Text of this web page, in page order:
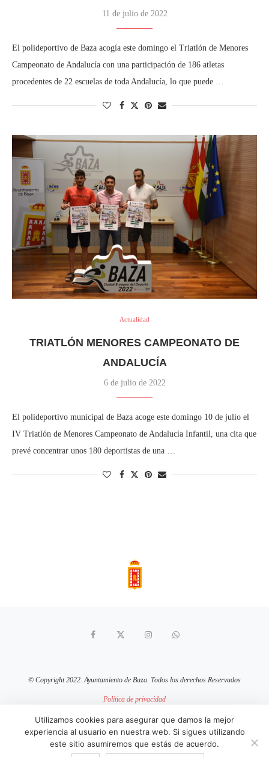
11 de julio de 2022
El polideportivo de Baza acogía este domingo el Triatlón de Menores
Campeonato de Andalucía con una participación de 186 atletas
procedentes de 22 escuelas de toda Andalucía, lo que puede …
Actualidad
TRIATLÓN MENORES CAMPEONATO DE
ANDALUCÍA
6 de julio de 2022
El polideportivo municipal de Baza acoge este domingo 10 de julio el
IV Triatlón de Menores Campeonato de Andalucía Infantil, una cita que
prevé concentrar unos 180 deportistas de una …
© Copyright 2022. Ayuntamiento de Baza. Todos los derechos Reservados
Política de privacidad
Política de cookies
sitio web mantenido porpixelcero.com
Utilizamos cookies para asegurar que damos la mejor
experiencia al usuario en nuestra web. Si sigues utilizando
este sitio asumiremos que estás de acuerdo.